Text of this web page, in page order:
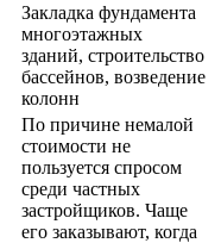
Закладка фундамента
многоэтажных
зданий, строительство
бассейнов, возведение
колонн
По причине немалой
стоимости не
пользуется спросом
среди частных
застройщиков. Чаще
его заказывают, когда